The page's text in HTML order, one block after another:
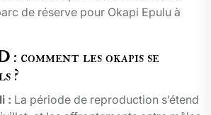
de réserve pour Okapi Epulu à
: comment les okapis se
?
: La période de reproduction s’étend